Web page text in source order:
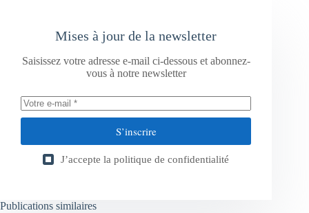
Mises à jour de la newsletter
Saisissez votre adresse e-mail ci-dessous et abonnez-
vous à notre newsletter
S’inscrire
J’accepte la politique de confidentialité
Publications similaires